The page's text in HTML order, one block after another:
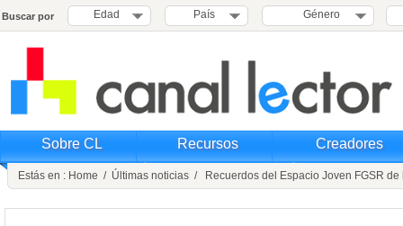
Buscar por Edad País Género
Sobre CL Recursos Creadores
Estás en : Home / Últimas noticias / Recuerdos del Espacio Joven FGSR de